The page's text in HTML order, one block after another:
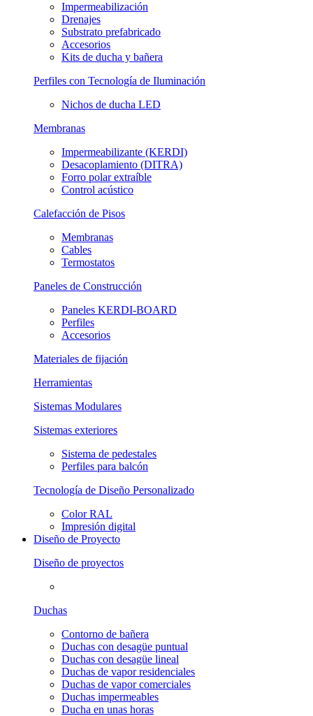
Impermeabilización
Drenajes
Substrato prefabricado
Accesorios
Kits de ducha y bañera
Perfiles con Tecnología de Iluminación
Nichos de ducha LED
Membranas
Impermeabilizante (KERDI)
Desacoplamiento (DITRA)
Forro polar extraíble
Control acústico
Calefacción de Pisos
Membranas
Cables
Termostatos
Paneles de Construcción
Paneles KERDI-BOARD
Perfiles
Accesorios
Materiales de fijación
Herramientas
Sistemas Modulares
Sistemas exteriores
Sistema de pedestales
Perfiles para balcón
Tecnología de Diseño Personalizado
Color RAL
Impresión digital
Diseño de Proyecto
Diseño de proyectos
Duchas
Contorno de bañera
Duchas con desagüe puntual
Duchas con desagüe lineal
Duchas de vapor residenciales
Duchas de vapor comerciales
Duchas impermeables
Ducha en unas horas